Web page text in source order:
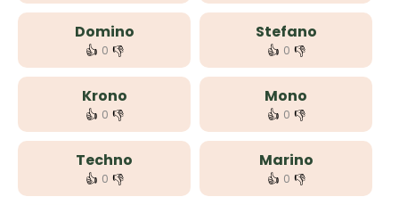
Domino
👍 0 👎
Stefano
👍 0 👎
Krono
👍 0 👎
Mono
👍 0 👎
Techno
👍 0 👎
Marino
👍 0 👎